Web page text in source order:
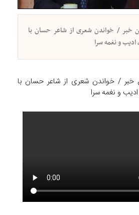
خبر / خواندن شعری از شاعر حسان با
و نغمه سرا
خبر / خواندن شعری از شاعر حسان با
و نغمه سرا